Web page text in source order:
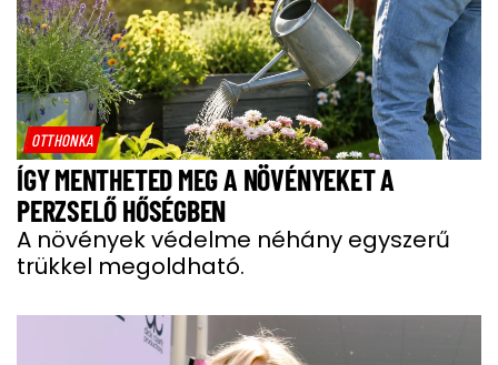
OTTHONKA
ÍGY MENTHETED MEG A NÖVÉNYEKET A
PERZSELŐ HŐSÉGBEN
A növények védelme néhány egyszerű
trükkel megoldható.